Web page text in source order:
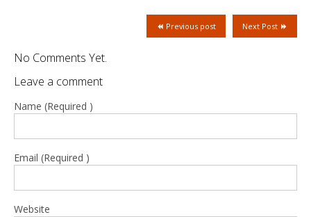
Next Post
Previous post
No Comments Yet.
Leave a comment
Name (Required )
Email (Required )
Website